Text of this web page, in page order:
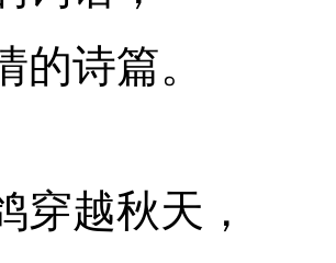
的诗篇。
穿越秋天，